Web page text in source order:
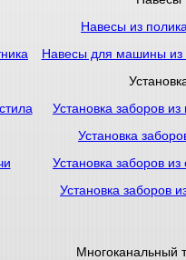
Навесы из
Навесы для машины из
Установка заборов
Установка
Установка заборов
Установка заборов